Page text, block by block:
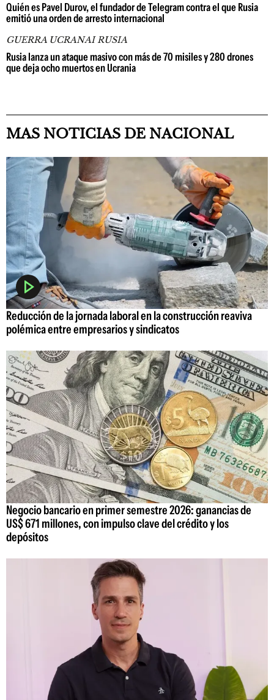
Quién es Pavel Durov, el fundador de Telegram contra el que Rusia
emitió una orden de arresto internacional
GUERRA UCRANAI RUSIA
Rusia lanza un ataque masivo con más de 70 misiles y 280 drones
que deja ocho muertos en Ucrania
MAS NOTICIAS DE NACIONAL
Reducción de la jornada laboral en la construcción reaviva
polémica entre empresarios y sindicatos
Negocio bancario en primer semestre 2026: ganancias de
US$ 671 millones, con impulso clave del crédito y los
depósitos